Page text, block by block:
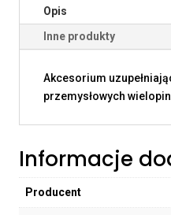
Opis
Inne produkty
Akcesorium
przemysłowych
Informacje
Producent